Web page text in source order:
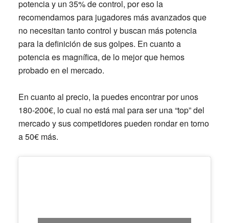
potencia y un 35% de control, por eso la
recomendamos para jugadores más avanzadosque
no necesitan tanto control y buscan más potencia
para la definición de sus golpes. En cuanto a
potencia es magnífica, de lo mejor que hemos
probado en el mercado.
En cuanto al precio, la puedes encontrar por unos
180-200€, lo cual no está mal para ser una “top” del
mercado y sus competidores pueden rondar en torno
a 50€ más.